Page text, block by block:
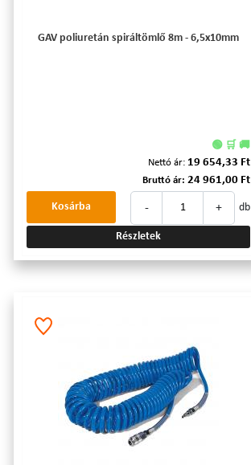
GAV poliuretán spiráltömlő 8m - 6,5x10mm
🟢 🛒 🚚
Nettó ár: 19 654,33 Ft
Bruttó ár: 24 961,00 Ft
- + db
Kosárba
Részletek